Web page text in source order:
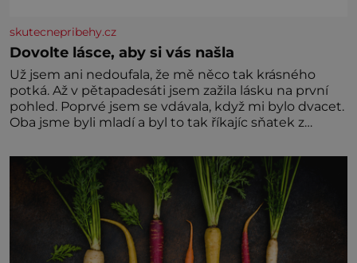
skutecnepribehy.cz
Dovolte lásce, aby si vás našla
Už jsem ani nedoufala, že mě něco tak krásného
potká. Až v pětapadesáti jsem zažila lásku na první
pohled. Poprvé jsem se vdávala, když mi bylo dvacet.
Oba jsme byli mladí a byl to tak říkajíc sňatek z
zaopatřený mladý muž. Manželství nám oběma moc
nesvědčilo, brzy jsme zjistili, že